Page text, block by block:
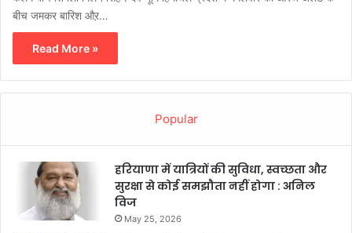
बीच जमकर बारिश औऱ…
Read More »
Popular
हरियाणा में यात्रियों की सुविधा, स्वच्छता और
सुरक्षा से कोई समझौता नहीं होगा : अनिल
विज
May 25, 2026